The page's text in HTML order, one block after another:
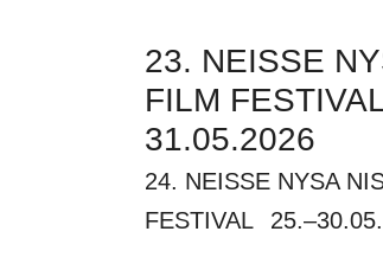
23. NEISSE
FILM
31.05.2026
24. NEISSE NYSA
FESTIVAL